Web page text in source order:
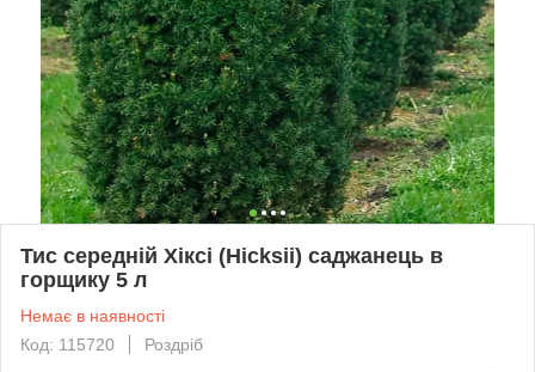
Тис середній Хіксі (Hicksii) саджанець в
горщику 5 л
Немає в наявності
Код: 115720
Роздріб